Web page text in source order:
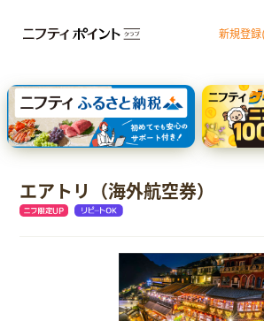
新規登
dカード GOLD 三井住友カード ゴールド（NL
【実質初月無料】DMM | Disney+(ディズニープ
SBI証券 確定拠出年金（iDeCo）
エアトリ（海外航空券）